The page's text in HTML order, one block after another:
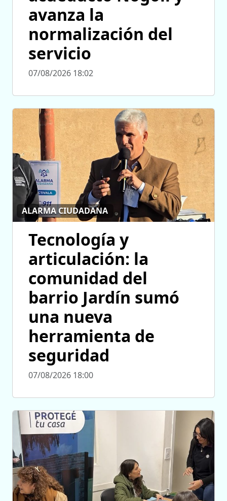
avanza la
normalización del
servicio
07/08/2026 18:02
ALARMA CIUDADANA
Tecnología y
articulación: la
comunidad del
barrio Jardín sumó
una nueva
herramienta de
seguridad
07/08/2026 18:00